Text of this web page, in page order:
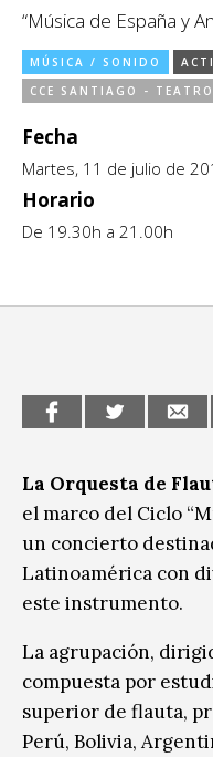
Sitios de interés
Formación
Infantil / Juvenil
Letras
Música / Sonido
“Música de España y
MÚSICA / SONIDO
CCE SANTIAGO - TEATRO
Fecha
Martes, 11 de julio de
Horario
De 19.30h a 21.00h
La Orquesta de
el marco del Ciclo
un concierto
Latinoamérica con
este instrumento.
La agrupación,
compuesta por
superior de flauta,
Perú, Bolivia,